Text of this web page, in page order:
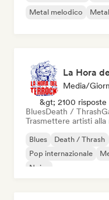
Metal melodico
La Hora
Media/
&gt; 2100 risposte
BluesDeath / Thrash
Trasmettere artisti alla
Blues Death / Thrash
Pop internazionale
Noise